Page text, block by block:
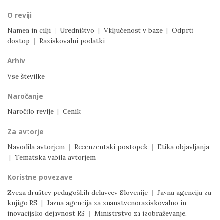
O reviji
Namen in cilji | Uredništvo | Vključenost v baze | Odprti
dostop | Raziskovalni podatki
Arhiv
Vse številke
Naročanje
Naročilo revije | Cenik
Za avtorje
Navodila avtorjem | Recenzentski postopek | Etika objavljanja
| Tematska vabila avtorjem
Koristne povezave
Zveza društev pedagoških delavcev Slovenije | Javna agencija za
knjigo RS | Javna agencija za znanstvenoraziskovalno in
inovacijsko dejavnost RS | Ministrstvo za izobraževanje,